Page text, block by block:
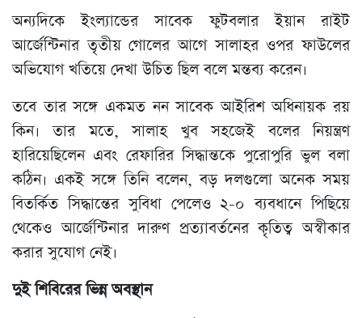
অন্যদিকে ইংল্যান্ডের সাবেক ফুটবলার ইয়ান রাইট
আর্জেন্টিনার তৃতীয় গোলের আগে সালাহর ওপর ফাউলের
অভিযোগ খতিয়ে দেখা উচিত ছিল বলে মন্তব্য করেন।
তবে তার সঙ্গে একমত নন সাবেক আইরিশ অধিনায়ক রয়
কিন। তার মতে, সালাহ খুব সহজেই বলের নিয়ন্ত্রণ
হারিয়েছিলেন এবং রেফারির সিদ্ধান্তকে পুরোপুরি ভুল বলা
কঠিন। একই সঙ্গে তিনি বলেন, বড় দলগুলো অনেক সময়
বিতর্কিত সিদ্ধান্তের সুবিধা পেলেও ২-০ ব্যবধানে পিছিয়ে
থেকেও আর্জেন্টিনার দারুণ প্রত্যাবর্তনের কৃতিত্ব অস্বীকার
করার সুযোগ নেই।
দুই শিবিরের ভিন্ন অবস্থান